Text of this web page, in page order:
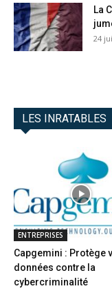
La
24
LES INRATABLES
ENTREPRISES
Capgemini : Protège
données contre la
cybercriminalité